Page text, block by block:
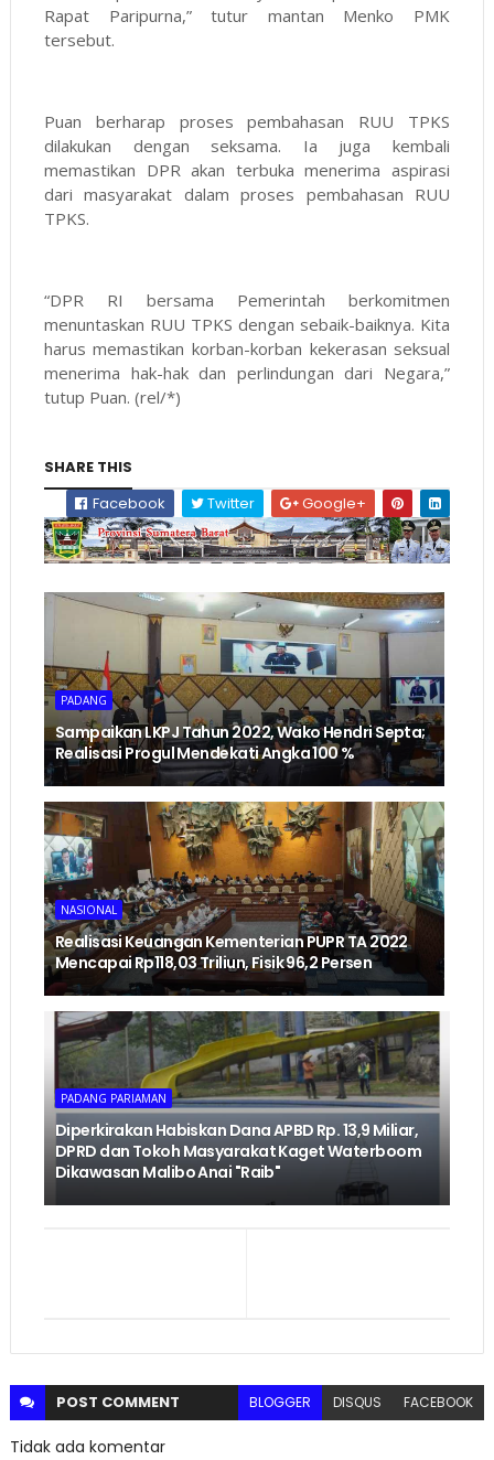
Rapat Paripurna,” tutur mantan Menko PMK
tersebut.
Puan berharap proses pembahasan RUU TPKS
dilakukan dengan seksama. Ia juga kembali
memastikan DPR akan terbuka menerima aspirasi
dari masyarakat dalam proses pembahasan RUU
TPKS.
“DPR RI bersama Pemerintah berkomitmen
menuntaskan RUU TPKS dengan sebaik-baiknya. Kita
harus memastikan korban-korban kekerasan seksual
menerima hak-hak dan perlindungan dari Negara,”
tutup Puan. (rel/*)
SHARE THIS
Facebook
Twitter Google+
PADANG
Sampaikan LKPJ Tahun 2022, Wako Hendri Septa;
Realisasi Progul Mendekati Angka 100 %
NASIONAL
Realisasi Keuangan Kementerian PUPR TA 2022
Mencapai Rp118,03 Triliun, Fisik 96,2 Persen
PADANG PARIAMAN
Diperkirakan Habiskan Dana APBD Rp. 13,9 Miliar,
DPRD dan Tokoh Masyarakat Kaget Waterboom
Dikawasan Malibo Anai "Raib"
POST COMMENT BLOGGER DISQUS FACEBOOK
Tidak ada komentar